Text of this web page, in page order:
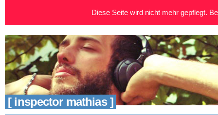
[ inspector mathias ]
Diese Seite wird nicht mehr gepflegt.